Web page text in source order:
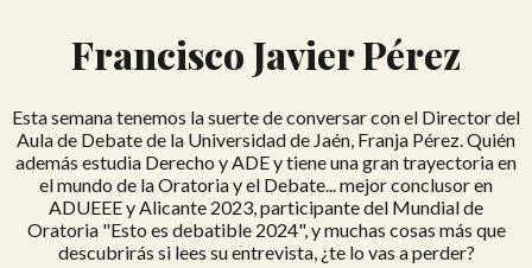
Francisco Javier Pérez
Esta semana tenemos la suerte de conversar con el Director del
Aula de Debate de la Universidad de Jaén, Franja Pérez. Quién
además estudia Derecho y ADE y tiene una gran trayectoria en
el mundo de la Oratoria y el Debate... mejor conclusor en
ADUEEE y Alicante 2023, participante del Mundial de
Oratoria "Esto es debatible 2024", y muchas cosas más que
descubrirás si lees su entrevista, ¿te lo vas a perder?